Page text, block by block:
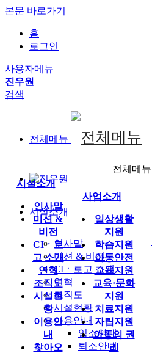
본문 바로가기
홈
로그인
사용자메뉴
진우원
검색
전체메뉴
시설소개
인사말
미션 & 비전
CIㆍ로고 소개
연혁
조직도
시설현황
이용안내
입소안내
퇴소안내
전체메
시설소개
인사말
미션 &
비전
CIㆍ로
고 소개
연혁
조직도
시설현
황
이용안
내
찾아오
사업소개
일상생활
지원
학습지원
아동안전
교육지원
교육·문화
지원
치료지원
자립지원
아동의 권
리